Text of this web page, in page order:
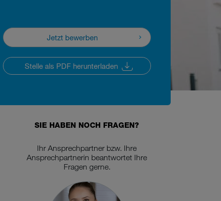
Jetzt bewerben
Stelle als PDF herunterladen
Jetzt bewerben
Stelle als PDF herunterladen
SIE HABEN NOCH FRAGEN?
Ihr Ansprechpartner bzw. Ihre
Ansprechpartnerin beantwortet Ihre
Fragen gerne.